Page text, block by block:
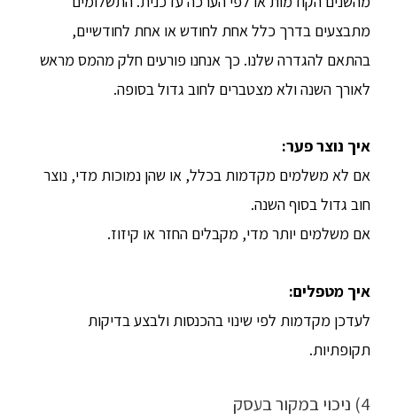
מתבצעים בדרך כלל אחת לחודש או אחת לחודשיים,
בהתאם להגדרה שלנו. כך אנחנו פורעים חלק מהמס מראש
לאורך השנה ולא מצטברים לחוב גדול בסופה.
איך נוצר פער:
אם לא משלמים מקדמות בכלל, או שהן נמוכות מדי, נוצר
חוב גדול בסוף השנה.
אם משלמים יותר מדי, מקבלים החזר או קיזוז.
איך מטפלים:
לעדכן מקדמות לפי שינוי בהכנסות ולבצע בדיקות
תקופתיות.
4) ניכוי במקור בעסק